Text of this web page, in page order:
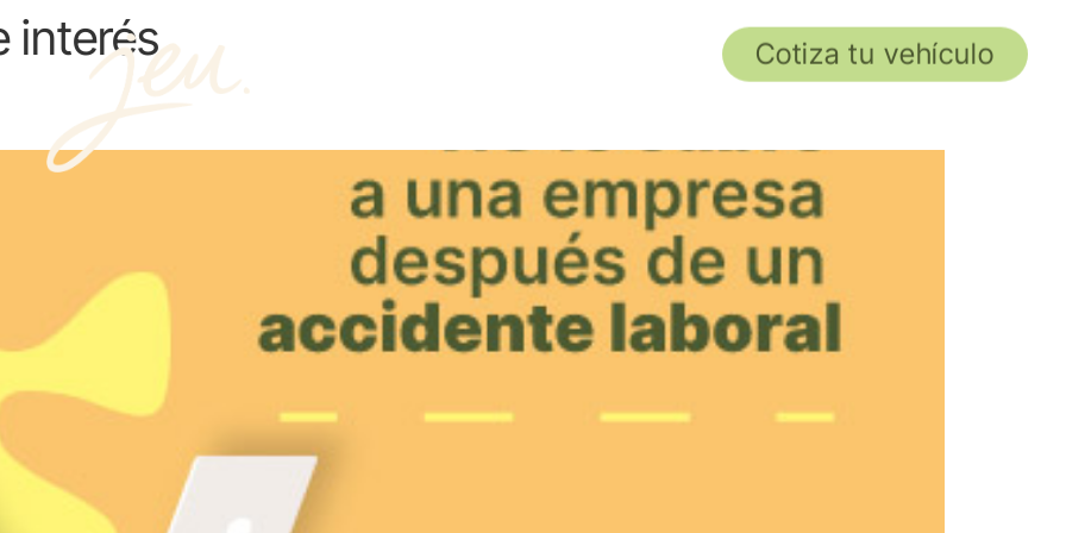
Cotiza tu vehículo
interés
a una empresa después de un accidente laboral